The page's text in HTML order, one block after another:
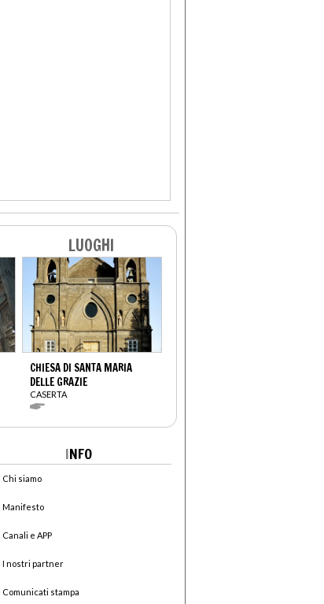
LUOGHI
CHIESA DI SANTA MARIA
DELLE GRAZIE
CASERTA
INFO
Chi siamo
Manifesto
Canali e APP
I nostri partner
Comunicati stampa